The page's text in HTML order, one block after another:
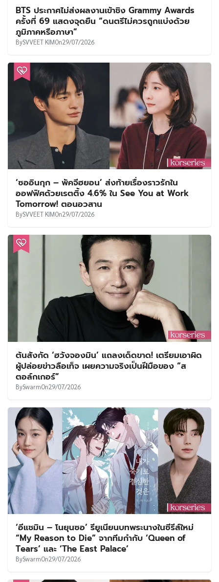
BTS ประกาศไม่ส่งผลงานเข้าชิง Grammy Awards
ครั้งที่ 69 แสดงจุดยืน “ดนตรีไม่ควรถูกแบ่งด้วย
ภูมิภาคหรือภาษา”
BySVVEET KIMOn29/07/2026
‘ซออินกุก – พัคจีฮยอน’ ส่งท้ายเรื่องราวรักใน
ออฟฟิศด้วยเรตติ้ง 4.6% ใน See You at Work
Tomorrow! ตอนอวสาน
BySVVEET KIMOn29/07/2026
ต้นสังกัด ‘ฮวังจองมิน’ แถลงเด็ดขาด! เตรียมเอาผิด
ผู้ปล่อยข่าวลือเท็จ เผยความจริงเป็นฝีมือของ “ส
ตอล์กเกอร์”
BySwarmOn29/07/2026
‘อีแชมิน – โนยุนซอ’ รียูเนียนบทพระนางในซีรีส์ใหม่
“My Reason to Die” จากทีมกำกับ ‘Queen of
Tears’ และ ‘The East Palace’
BySwarmOn29/07/2026